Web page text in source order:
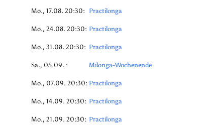
Mo., 17.08. 20:30: Practilonga
Mo., 24.08. 20:30: Practilonga
Mo., 31.08. 20:30: Practilonga
Sa., 05.09. : Milonga-Wochenende
Mo., 07.09. 20:30: Practilonga
Mo., 14.09. 20:30: Practilonga
Mo., 21.09. 20:30: Practilonga